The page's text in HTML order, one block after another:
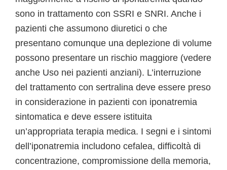
sono in trattamento con SSRI e SNRI. Anche i
pazienti che assumono diuretici o che
presentano comunque una deplezione di volume
possono presentare un rischio maggiore (vedere
anche Uso nei pazienti anziani). L’interruzione
del trattamento con sertralina deve essere preso
in considerazione in pazienti con iponatremia
sintomatica e deve essere istituita
un’appropriata terapia medica. I segni e i sintomi
dell’iponatremia includono cefalea, difficoltà di
concentrazione, compromissione della memoria,